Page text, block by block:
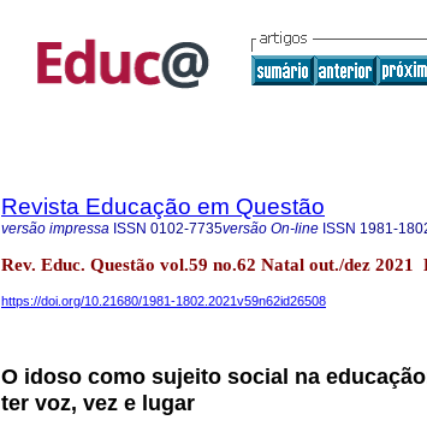
Revista Educação em Questão
versão impressa ISSN 0102-7735versão On-line ISSN 1981-
Rev. Educ. Questão vol.59 no.62 Natal out./dez 2021
https://doi.org/10.21680/1981-1802.2021v59n62id26508
O idoso como sujeito social na
ter voz, vez e lugar